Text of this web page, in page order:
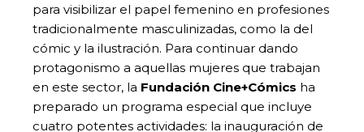
para visibilizar el papel femenino en profesiones
tradicionalmente masculinizadas, como la del
cómic y la ilustración. Para continuar dando
protagonismo a aquellas mujeres que trabajan
en este sector, la Fundación Cine+Cómics ha
preparado un programa especial que incluye
cuatro potentes actividades: la inauguración de